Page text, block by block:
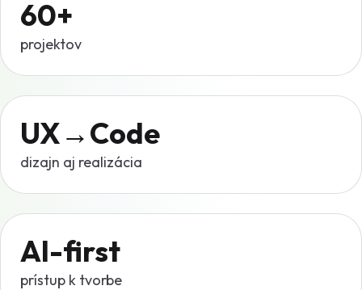
60+
projektov
UX→Code
dizajn aj realizácia
AI-first
prístup k tvorbe